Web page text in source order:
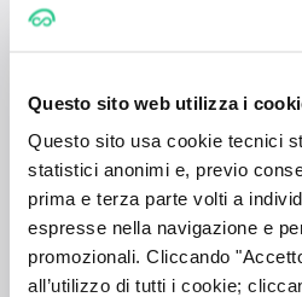
Questo sito web utilizza i
Questo sito usa cookie tecnici
statistici anonimi e, previo
prima e terza parte volti a
espresse nella navigazione e
promozionali. Cliccando
all’utilizzo di tutti i cookie;
Dove preferisci
Noleggio a Lungo Termine.
grandi città italiane:
Bari, Bergamo, Bologna ,
Genova, Lecce, Lucca, Milano,
Napoli, Padova, Palermo, Parma
Treviso, Udine , Venezia, Verona